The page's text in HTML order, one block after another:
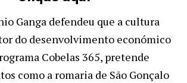
Ganga defendeu que a cultura
do desenvolvimento económico
Cobelas 365, pretende
como a romaria de São Gonçalo